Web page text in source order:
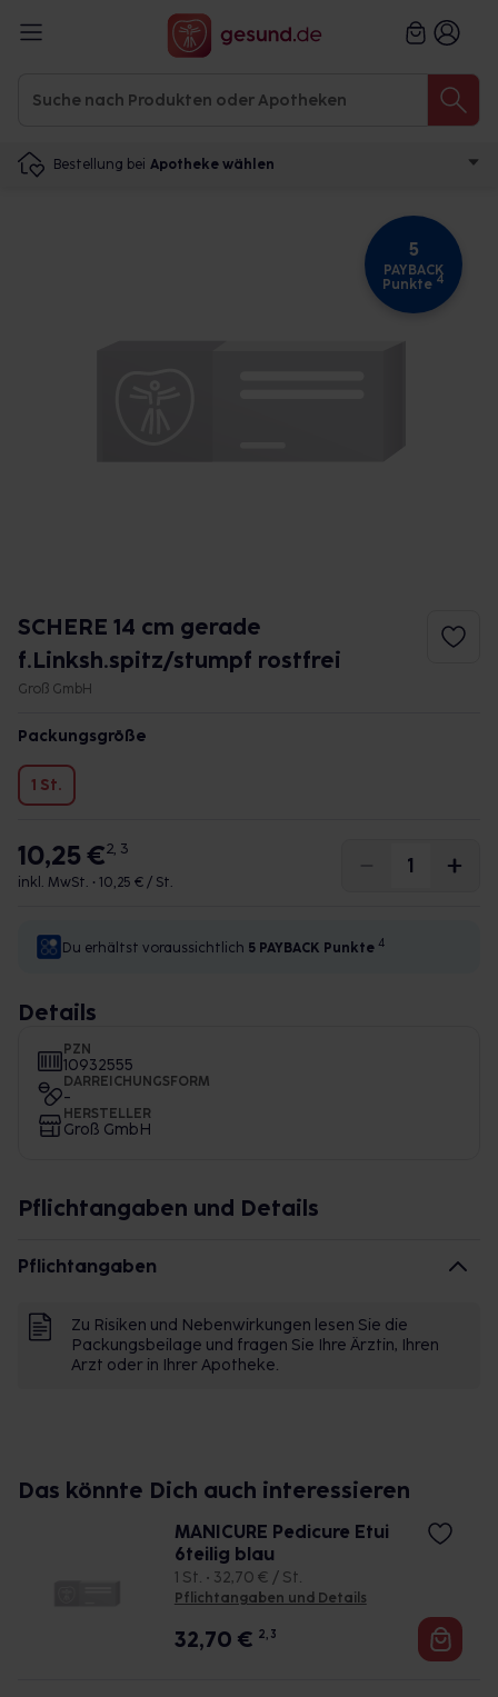
Bestellung bei Apotheke wählen
5
PAYBACK
Punkte 4
SCHERE 14 cm gerade
f.Linksh.spitz/stumpf rostfrei
Groß GmbH
Packungsgröße
1 St.
10,25 €2, 3
inkl. MwSt. • 10,25 € / St.
Du erhältst voraussichtlich 5 PAYBACK Punkte 4
Details
PZN
10932555
DARREICHUNGSFORM
-
HERSTELLER
Groß GmbH
Pflichtangaben und Details
Pflichtangaben
Zu Risiken und Nebenwirkungen lesen Sie die
Packungsbeilage und fragen Sie Ihre Ärztin, Ihren
Arzt oder in Ihrer Apotheke.
Das könnte Dich auch interessieren
MANICURE Pedicure Etui
6teilig blau
1 St. • 32,70 € / St.
Pflichtangaben und Details
32,70 € 2, 3